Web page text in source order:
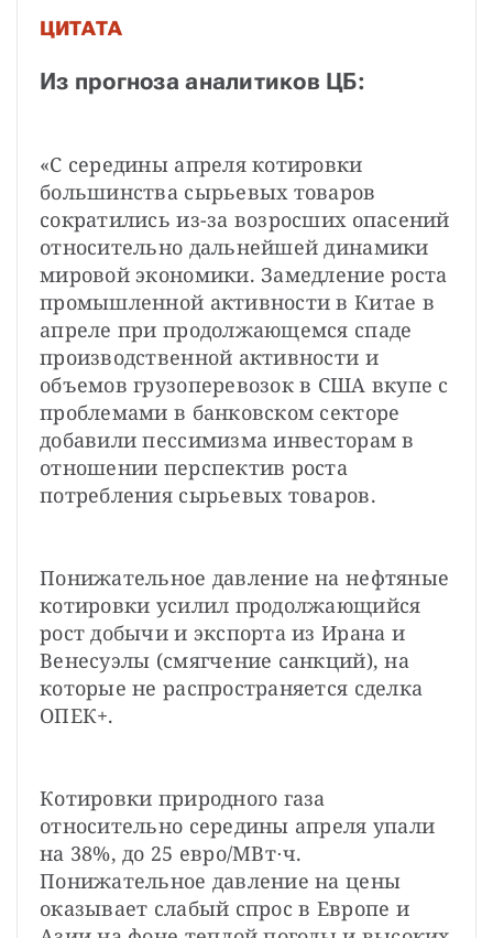
ЦИТАТА
Из прогноза аналитиков ЦБ:
«С середины апреля котировки
большинства сырьевых товаров
сократились из-за возросших опасений
относительно дальнейшей динамики
мировой экономики. Замедление роста
промышленной активности в Китае в
апреле при продолжающемся спаде
производственной активности и
объемов грузоперевозок в США вкупе с
проблемами в банковском секторе
добавили пессимизма инвесторам в
отношении перспектив роста
потребления сырьевых товаров.
Понижательное давление на нефтяные
котировки усилил продолжающийся
рост добычи и экспорта из Ирана и
Венесуэлы (смягчение санкций), на
которые не распространяется сделка
ОПЕК+.
Котировки природного газа
относительно середины апреля упали
на 38%, до 25 евро/МВт⋅ч.
Понижательное давление на цены
оказывает слабый спрос в Европе и